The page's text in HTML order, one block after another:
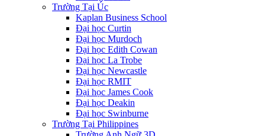
Trường Tại Úc
Kaplan Business School
Đại học Curtin
Đại học Murdoch
Đại học Edith Cowan
Đại học La Trobe
Đại học Newcastle
Đại học RMIT
Đại học James Cook
Đại học Deakin
Đại học Swinburne
Trường Tại Philippines